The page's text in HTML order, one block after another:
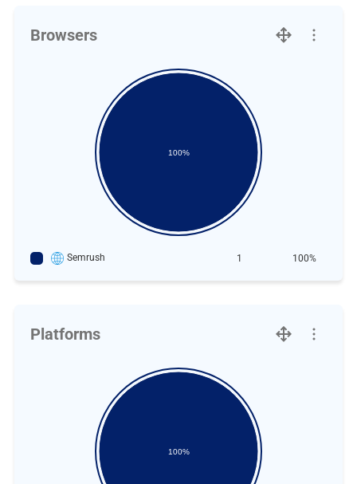
Browsers
100%
Semrush 1 100%
Platforms
100%